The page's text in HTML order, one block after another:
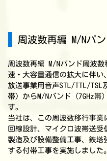
周波数再編 M/Nバ
周波数再編 M/Nバンド周波
速・大容量通信の拡大に伴い
放送事業用音声STL/TTL/TSL
帯）からM/Nバンド（7GHz
す。
当社は、この周波数移行事業
回線設計、マイクロ波帯送受
製造及び設備整備工事、鉄塔
する付帯工事を実施しました。